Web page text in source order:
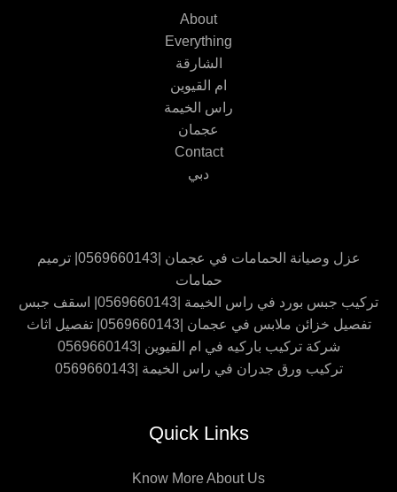
About
Everything
الشارقة
ام القيوين
راس الخيمة
عجمان
Contact
دبي
عزل وصيانة الحمامات في عجمان |0569660143| ترميم
حمامات
تركيب جبس بورد في راس الخيمة |0569660143| اسقف جبس
تفصيل خزائن ملابس في عجمان |0569660143| تفصيل اثاث
شركة تركيب باركيه في ام القيوين |0569660143
تركيب ورق جدران في راس الخيمة |0569660143
Quick Links
Know More About Us